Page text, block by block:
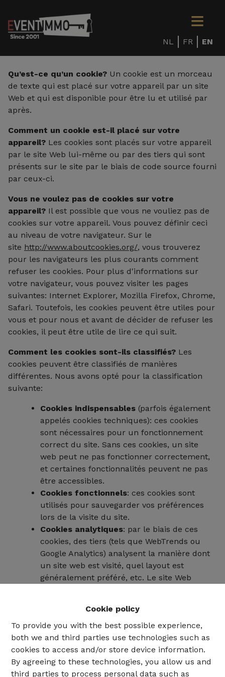
Cookie policy
To provide you with the best possible experience,
both we and third parties use technologies such as
cookies to access and/or store device information.
By agreeing to these technologies, you allow us and
third parties to process personal data such as
NL FR EN
Qu’est-ce qu’un cookie? Un cookie est un morceau
de texte qui est placé sur votre appareil par un site
Web et qui est disponible pour être lu et utilisé par
après.
Comment un cookie est-il placé sur votre
appareil? Les cookies sont placés sur votre appareil
par le site Web lui-même ou par des tiers qui sont
présents sur le site par le biais de code source fourni
par ceux-ci.
Vous ne voulez pas de cookies sur votre
appareil? Il est possible que vous ne vouliez pas de
cookies sur votre appareil. Vous pouvez définir ceci
au niveau de votre navigateur. Sur le
site http://www.aboutcookies.org/, vous trouverez
pour les navigateurs les plus courants comment
refuser les cookies. Pour plus d'informations sur
votre navigateur, vous pouvez visiter les pages
suivantes: Internet Explorer, Mozilla Firefox, Chrome,
Safari. Toutefois, les cookies peuvent être utiles pour
vous et pour nous et avant de décider de refuser les
cookies, il peut être utile de lire ce qui suit.
Comment les cookies sont-ils classifiés? Les
cookies peuvent être classifiés de manières
différentes. Nous avons opté pour la classification
suivante:
Cookies indispensables (parfois également
appelés cookies techniques): ces cookies
sont nécessaires pour un fonctionnement
correct du site. Sans ces cookies, un site
web peut ne pas fonctionner correctement,
et certaines fonctionnalités peuvent ne pas
être accessibles.
Cookies fonctionnels: ces cookies sont
utilisés pour sauvegarder vos préférences
lors de la visite du site.
Cookies analytiques: par le biais de ces
cookies, des tiers (tels que WebTrends ou
Google Analytics) analysent la manière dont
un site web est visité, quel layout est
généralement préféré, etc. Le site Web
Cookies pour le marketing
sont utilisés par des tiers (tels que
DoubleClick ou Google Ads) dans le cadre
de campagnes marketing, afin de
promouvoir certains sites Web visités ou des
produits consultés lors de la visite d'autres